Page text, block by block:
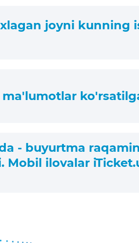
joyni kunning
- buyurtma
ilovalar